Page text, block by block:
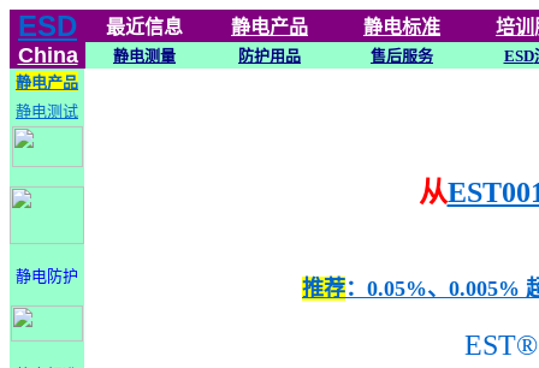
ESD
China
最近信息 静电产品 静电标准 培训
静电测量 防护用品 售后服务 ESD
静电产品
静电测试
静电防护
从
推荐：0.05%、0.005%
EST®